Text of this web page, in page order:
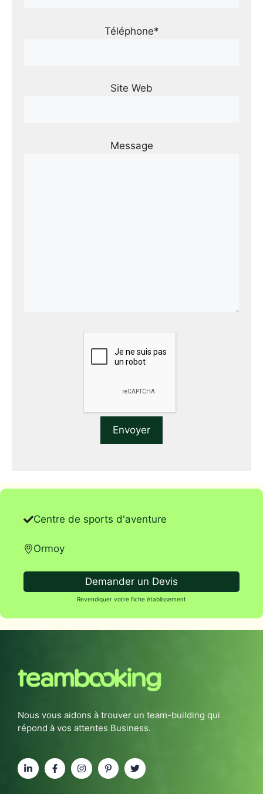
Téléphone*
Site Web
Message
Centre de sports d'aventure
Ormoy
Demander un Devis
Revendiquer votre fiche établissement
Nous vous aidons à trouver un team-building qui
répond à vos attentes Business.